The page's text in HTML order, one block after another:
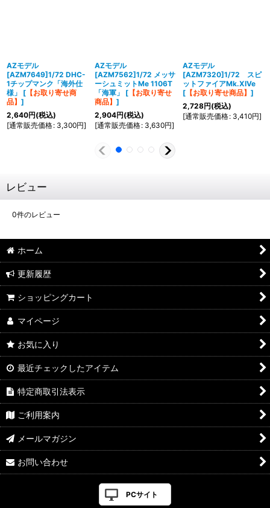
AZモデル
[AZM7649]1/72 DHC-
1チップマンク「海外仕
様」
[ 【お取り寄せ商
品】 ]
2,640円(税込)
[通常販売価格: 3,300円]
AZモデル
[AZM7562]1/72 メッサ
ーシュミットMe 1106T
「海軍」
[ 【お取り寄せ
商品】 ]
2,904円(税込)
[通常販売価格: 3,630円]
AZモデル
[AZM7320]1/72 スピ
ットファイアMk.XIVe
[ 【お取り寄せ商品】 ]
2,728円(税込)
[通常販売価格: 3,410円]
レビュー
0件のレビュー
ホーム
更新履歴
ショッピングカート
マイページ
お気に入り
最近チェックしたアイテム
特定商取引法表示
ご利用案内
メールマガジン
お問い合わせ
PCサイト